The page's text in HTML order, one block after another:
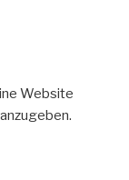
Website